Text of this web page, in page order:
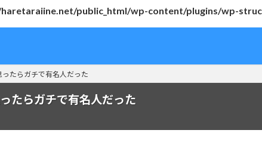
haretaraiine.net/public_html/wp-content/plugins/wp-
たらガチで有名人だった
たらガチで有名人だった